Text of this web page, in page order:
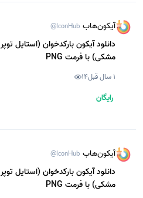
آیکون‌هاب @IconHub
دانلود آیکون بارکدخوان (استایل توپر
مشکی) با فرمت PNG
1 سال قبل 14
رایگان
آیکون‌هاب @IconHub
دانلود آیکون بارکدخوان (استایل توپر
مشکی) با فرمت PNG